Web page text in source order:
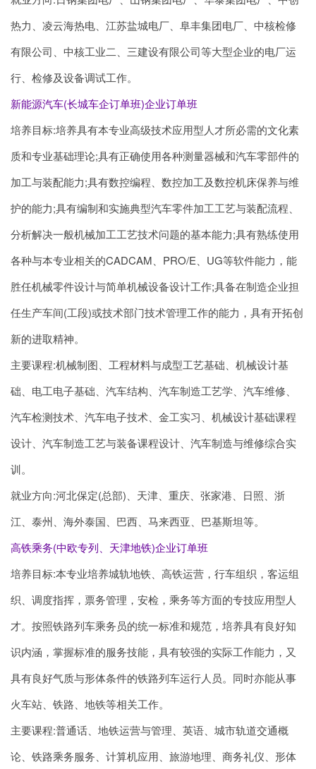
热力、凌云海热电、江苏盐城电厂、阜丰集团电厂、中核检修
有限公司、中核工业二、三建设有限公司等大型企业的电厂运
行、检修及设备调试工作。
新能源汽车(长城车企订单班)企业订单班
培养目标:培养具有本专业高级技术应用型人才所必需的文化素
质和专业基础理论;具有正确使用各种测量器械和汽车零部件的
加工与装配能力;具有数控编程、数控加工及数控机床保养与维
护的能力;具有编制和实施典型汽车零件加工工艺与装配流程、
分析解决一般机械加工工艺技术问题的基本能力;具有熟练使用
各种与本专业相关的CADCAM、PRO/E、UG等软件能力，能
胜任机械零件设计与简单机械设备设计工作;具备在制造企业担
任生产车间(工段)或技术部门技术管理工作的能力，具有开拓创
新的进取精神。
主要课程:机械制图、工程材料与成型工艺基础、机械设计基
础、电工电子基础、汽车结构、汽车制造工艺学、汽车维修、
汽车检测技术、汽车电子技术、金工实习、机械设计基础课程
设计、汽车制造工艺与装备课程设计、汽车制造与维修综合实
训。
就业方向:河北保定(总部)、天津、重庆、张家港、日照、浙
江、泰州、海外泰国、巴西、马来西亚、巴基斯坦等。
高铁乘务(中欧专列、天津地铁)企业订单班
培养目标:本专业培养城轨地铁、高铁运营，行车组织，客运组
织、调度指挥，票务管理，安检，乘务等方面的专技应用型人
才。按照铁路列车乘务员的统一标准和规范，培养具有良好知
识内涵，掌握标准的服务技能，具有较强的实际工作能力，又
具有良好气质与形体条件的铁路列车运行人员。同时亦能从事
火车站、铁路、地铁等相关工作。
主要课程:普通话、地铁运营与管理、英语、城市轨道交通概
论、铁路乘务服务、计算机应用、旅游地理、商务礼仪、形体